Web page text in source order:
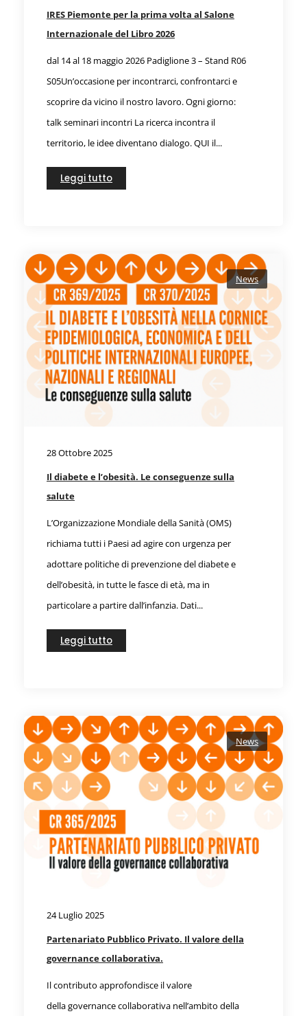
IRES Piemonte per la prima volta al Salone
Internazionale del Libro 2026
dal 14 al 18 maggio 2026 Padiglione 3 – Stand R06
S05Un’occasione per incontrarci, confrontarci e
scoprire da vicino il nostro lavoro. Ogni giorno:
talk seminari incontri La ricerca incontra il
territorio, le idee diventano dialogo. QUI il...
Leggi tutto
News
28 Ottobre 2025
Il diabete e l’obesità. Le conseguenze sulla
salute
L’Organizzazione Mondiale della Sanità (OMS)
richiama tutti i Paesi ad agire con urgenza per
adottare politiche di prevenzione del diabete e
dell’obesità, in tutte le fasce di età, ma in
particolare a partire dall’infanzia. Dati...
Leggi tutto
News
24 Luglio 2025
Partenariato Pubblico Privato. Il valore della
governance collaborativa.
Il contributo approfondisce il valore
della governance collaborativa nell’ambito della